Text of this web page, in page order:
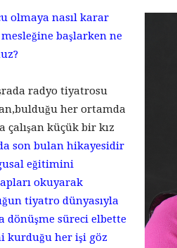
olmaya nasıl karar
başlarken ne
radyo tiyatrosu
her ortamda
küçük bir kız
son bulan hikayesidir
eğitimini
okuyarak
tiyatro dünyasıyla
dönüşme süreci elbette
kurduğu her işi göz